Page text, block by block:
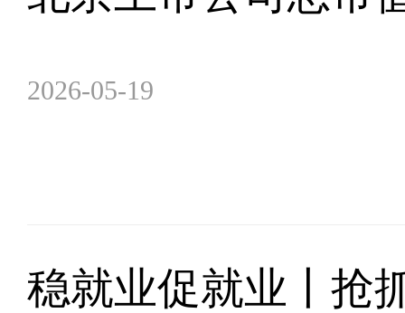
2026-05-19
稳就业促就业丨抢